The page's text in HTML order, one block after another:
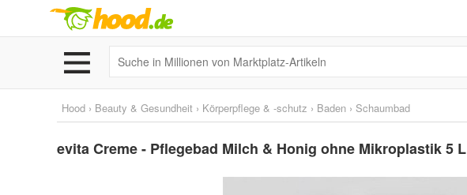
Hood › Beauty & Gesundheit › Körperpflege & -schutz › Baden › Schaumbad
evita Creme - Pflegebad Milch & Honig ohne Mikroplastik 5 L